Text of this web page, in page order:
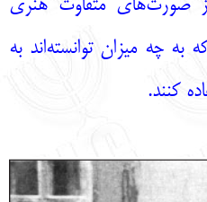
صورت‌های متفاوت هنری
چه میزان توانسته‌اند به
کنند.